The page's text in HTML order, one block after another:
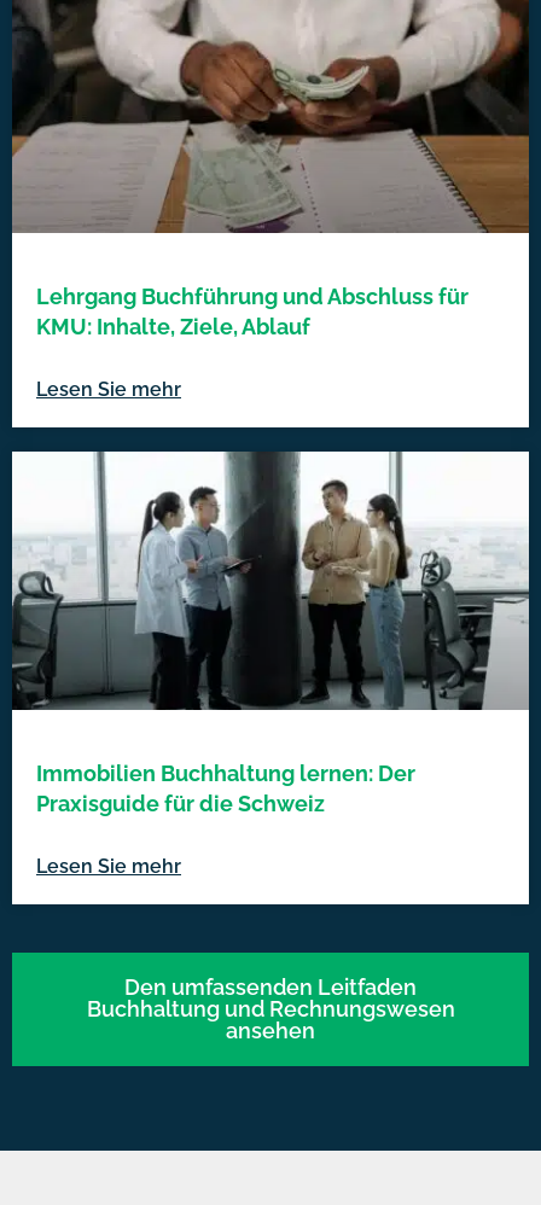
Lehrgang Buchführung und Abschluss für
KMU: Inhalte, Ziele, Ablauf
Lesen Sie mehr
Immobilien Buchhaltung lernen: Der
Praxisguide für die Schweiz
Lesen Sie mehr
Den umfassenden Leitfaden
Buchhaltung und Rechnungswesen
ansehen